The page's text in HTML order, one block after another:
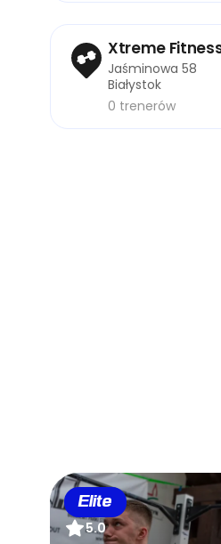
Xtreme
Jaśminowa 58
Białystok
0 trenerów
Elite
5.0